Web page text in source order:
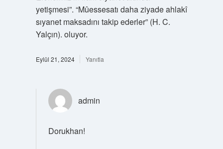
yetişmesi”. “Mûessesatı daha ziyade ahlakî
sıyanet maksadını takip ederler” (H. C.
Yalçın). oluyor.
Eylül 21, 2024 Yanıtla
admin
Dorukhan!